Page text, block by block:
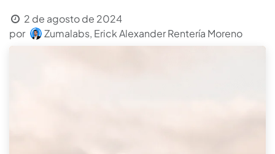
2 de agosto de 2024
por
Zumalabs, Erick Alexander Rentería Moreno